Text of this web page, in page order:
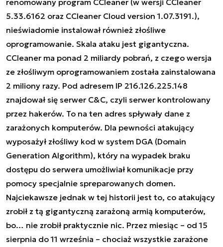
5.33.6162 oraz CCleaner Cloud version 1.07.3191.),
nieświadomie instalował również złośliwe
oprogramowanie. Skala ataku jest gigantyczna.
CCleaner ma ponad 2 miliardy pobrań, z czego wersja
ze złośliwym oprogramowaniem została zainstalowana
2 miliony razy. Pod adresem IP 216.126.225.148
znajdował się serwer C&C, czyli serwer kontrolowany
przez hakerów. To na ten adres spływały dane z
zarażonych komputerów. Dla pewności atakujący
wyposażył złośliwy kod w system DGA (Domain
Generation Algorithm), który na wypadek braku
dostępu do serwera umożliwiał komunikacje przy
pomocy specjalnie spreparowanych domen.
Najciekawsze jednak w tej historii jest to, co atakujący
zrobił z tą gigantyczną zarażoną armią komputerów,
bo… nie zrobił praktycznie nic. Przez miesiąc ­– od 15
sierpnia do 11 września – chociaż wszystkie zarażone